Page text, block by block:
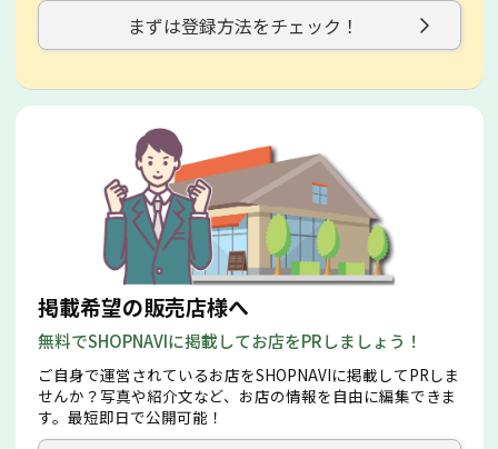
まずは登録方法をチェック！
掲載希望の販売店様へ
無料でSHOPNAVIに掲載してお店をPRしましょう！
ご自身で運営されているお店をSHOPNAVIに掲載してPRしま
せんか？写真や紹介文など、お店の情報を自由に編集できま
す。最短即日で公開可能！